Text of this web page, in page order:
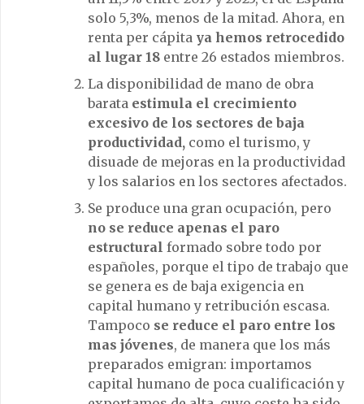
solo 5,3%, menos de la mitad. Ahora, en
renta per cápita ya hemos retrocedido
al lugar 18 entre 26 estados miembros.
La disponibilidad de mano de obra
barata estimula el crecimiento
excesivo de los sectores de baja
productividad, como el turismo, y
disuade de mejoras en la productividad
y los salarios en los sectores afectados.
Se produce una gran ocupación, pero
no se reduce apenas el paro
estructural formado sobre todo por
españoles, porque el tipo de trabajo que
se genera es de baja exigencia en
capital humano y retribución escasa.
Tampoco se reduce el paro entre los
mas jóvenes, de manera que los más
preparados emigran: importamos
capital humano de poca cualificación y